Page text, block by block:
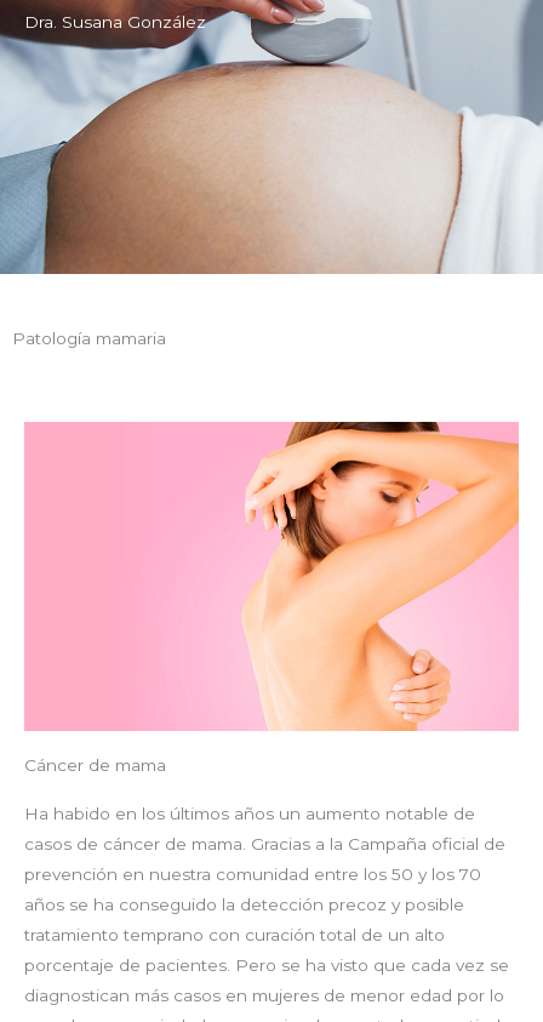
Dra. Susana González
Patología mamaria
Cáncer de mama
Ha habido en los últimos años un aumento notable de
casos de cáncer de mama. Gracias a la Campaña oficial de
prevención en nuestra comunidad entre los 50 y los 70
años se ha conseguido la detección precoz y posible
tratamiento temprano con curación total de un alto
porcentaje de pacientes. Pero se ha visto que cada vez se
diagnostican más casos en mujeres de menor edad por lo